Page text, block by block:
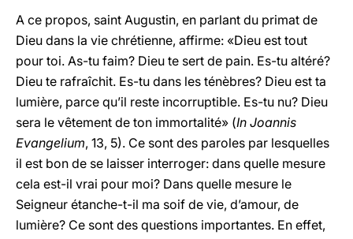
A ce propos, saint Augustin, en parlant du primat de
Dieu dans la vie chrétienne, affirme: «Dieu est tout
pour toi. As-tu faim? Dieu te sert de pain. Es-tu altéré?
Dieu te rafraîchit. Es-tu dans les ténèbres? Dieu est ta
lumière, parce qu’il reste incorruptible. Es-tu nu? Dieu
sera le vêtement de ton immortalité» (In Joannis
Evangelium, 13, 5). Ce sont des paroles par lesquelles
il est bon de se laisser interroger: dans quelle mesure
cela est-il vrai pour moi? Dans quelle mesure le
Seigneur étanche-t-il ma soif de vie, d’amour, de
lumière? Ce sont des questions importantes. En effet,